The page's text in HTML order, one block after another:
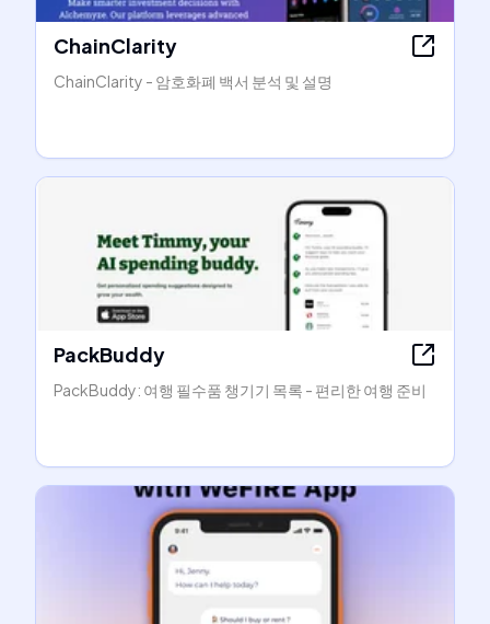
ChainClarity
ChainClarity - 암호화폐 백서 분석 및 설명
PackBuddy
PackBuddy: 여행 필수품 챙기기 목록 - 편리한 여행 준비